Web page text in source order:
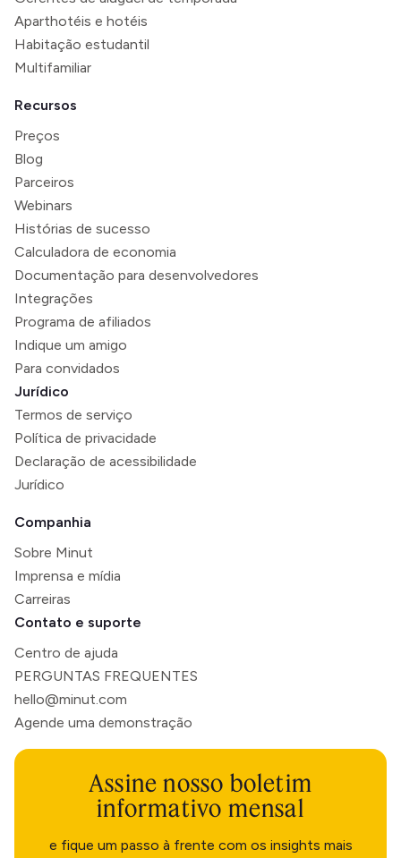
Aparthotéis e hotéis
Habitação estudantil
Multifamiliar
Recursos
Preços
Blog
Parceiros
Webinars
Histórias de sucesso
Calculadora de economia
Documentação para desenvolvedores
Integrações
Programa de afiliados
Indique um amigo
Para convidados
Jurídico
Termos de serviço
Política de privacidade
Declaração de acessibilidade
Jurídico
Companhia
Sobre Minut
Imprensa e mídia
Carreiras
Contato e suporte
Centro de ajuda
PERGUNTAS FREQUENTES
hello@minut.com
Agende uma demonstração
Assine nosso boletim
informativo mensal
e fique um passo à frente com os insights mais